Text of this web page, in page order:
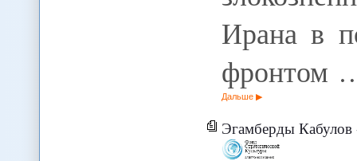
Ирана в
фронтом
Дальше
Эгамберды Кабулов - Рельсовая война